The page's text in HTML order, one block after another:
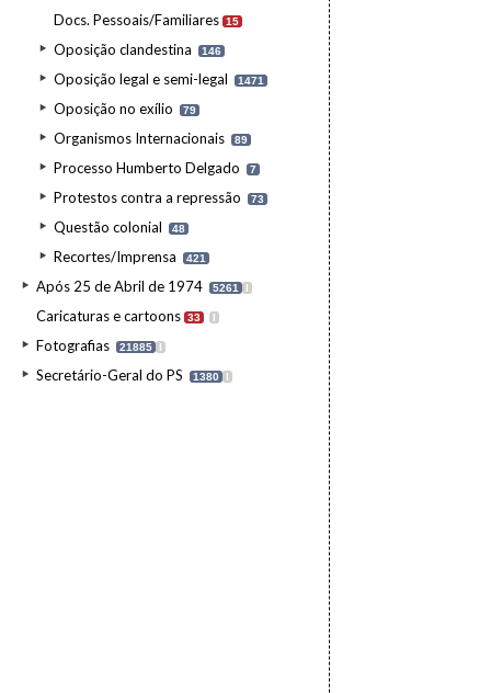
Docs. Pessoais/Familiares 15
Oposição clandestina 146
Oposição legal e semi-legal 1471
Oposição no exílio 79
Organismos Internacionais 89
Processo Humberto Delgado 7
Protestos contra a repressão 73
Questão colonial 48
Recortes/Imprensa 421
Após 25 de Abril de 1974 5261 I
Caricaturas e cartoons 33 I
Fotografias 21885 I
Secretário-Geral do PS 1380 I